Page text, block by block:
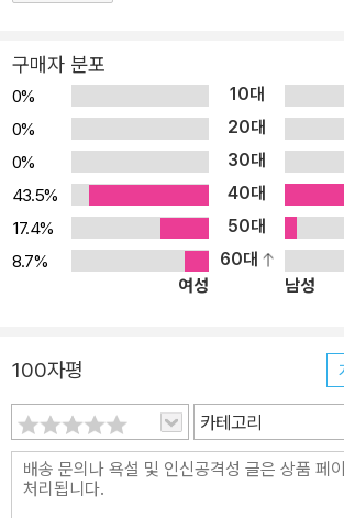
구매자 분포
0% 10대
0%
20대
0%
30대
43.5%
40대
17.4%
50대
8.7%
60대
여성
남성
100자평
카테고리